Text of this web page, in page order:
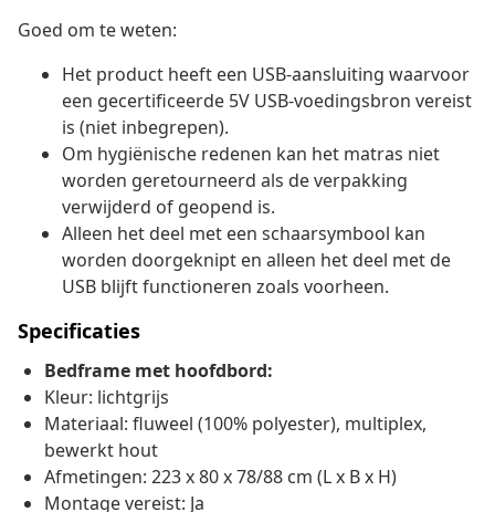
Goed om te weten:
Het product heeft een USB-aansluiting waarvoor
een gecertificeerde 5V USB-voedingsbron vereist
is (niet inbegrepen).
Om hygiënische redenen kan het matras niet
worden geretourneerd als de verpakking
verwijderd of geopend is.
Alleen het deel met een schaarsymbool kan
worden doorgeknipt en alleen het deel met de
USB blijft functioneren zoals voorheen.
Specificaties
Bedframe met hoofdbord:
Kleur: lichtgrijs
Materiaal: fluweel (100% polyester), multiplex,
bewerkt hout
Afmetingen: 223 x 80 x 78/88 cm (L x B x H)
Montage vereist: Ja